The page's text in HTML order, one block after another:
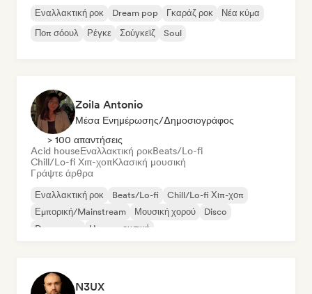
Εναλλακτική ροκ Dream pop Γκαράζ ροκ
Νέα κύμα
Ποπ σόουλ
Ρέγκε Σούγκεϊζ Soul
Zoila Antonio
Μέσα Ενημέρωσης/Δημοσιογράφος
> 100 απαντήσεις
Acid houseΕναλλακτική ροκBeats/Lo-fi
Chill/Lo-fi Χιπ-χοπΚλασική μουσική
Γράψτε άρθρα
Εναλλακτική ροκ Beats/Lo-fi
Chill/Lo-fi Χιπ-χοπ
Εμπορική/Mainstream
Μουσική χορού
Disco
Dream pop
House μουσική
N3UX